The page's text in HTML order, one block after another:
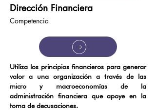
Dirección Financiera
Competencia
Utiliza los principios financieros para generar
valor a una organización a través de las
micro y macroeconomías de la
administración financiera que apoye en la
toma de decusaciones.